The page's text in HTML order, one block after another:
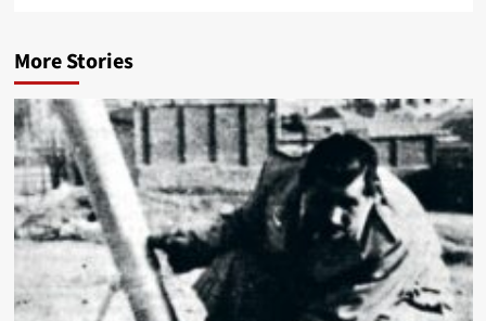
More Stories